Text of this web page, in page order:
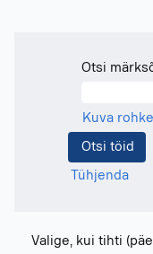
Otsi
Kuva
Tühjenda
Valige, kui tihti